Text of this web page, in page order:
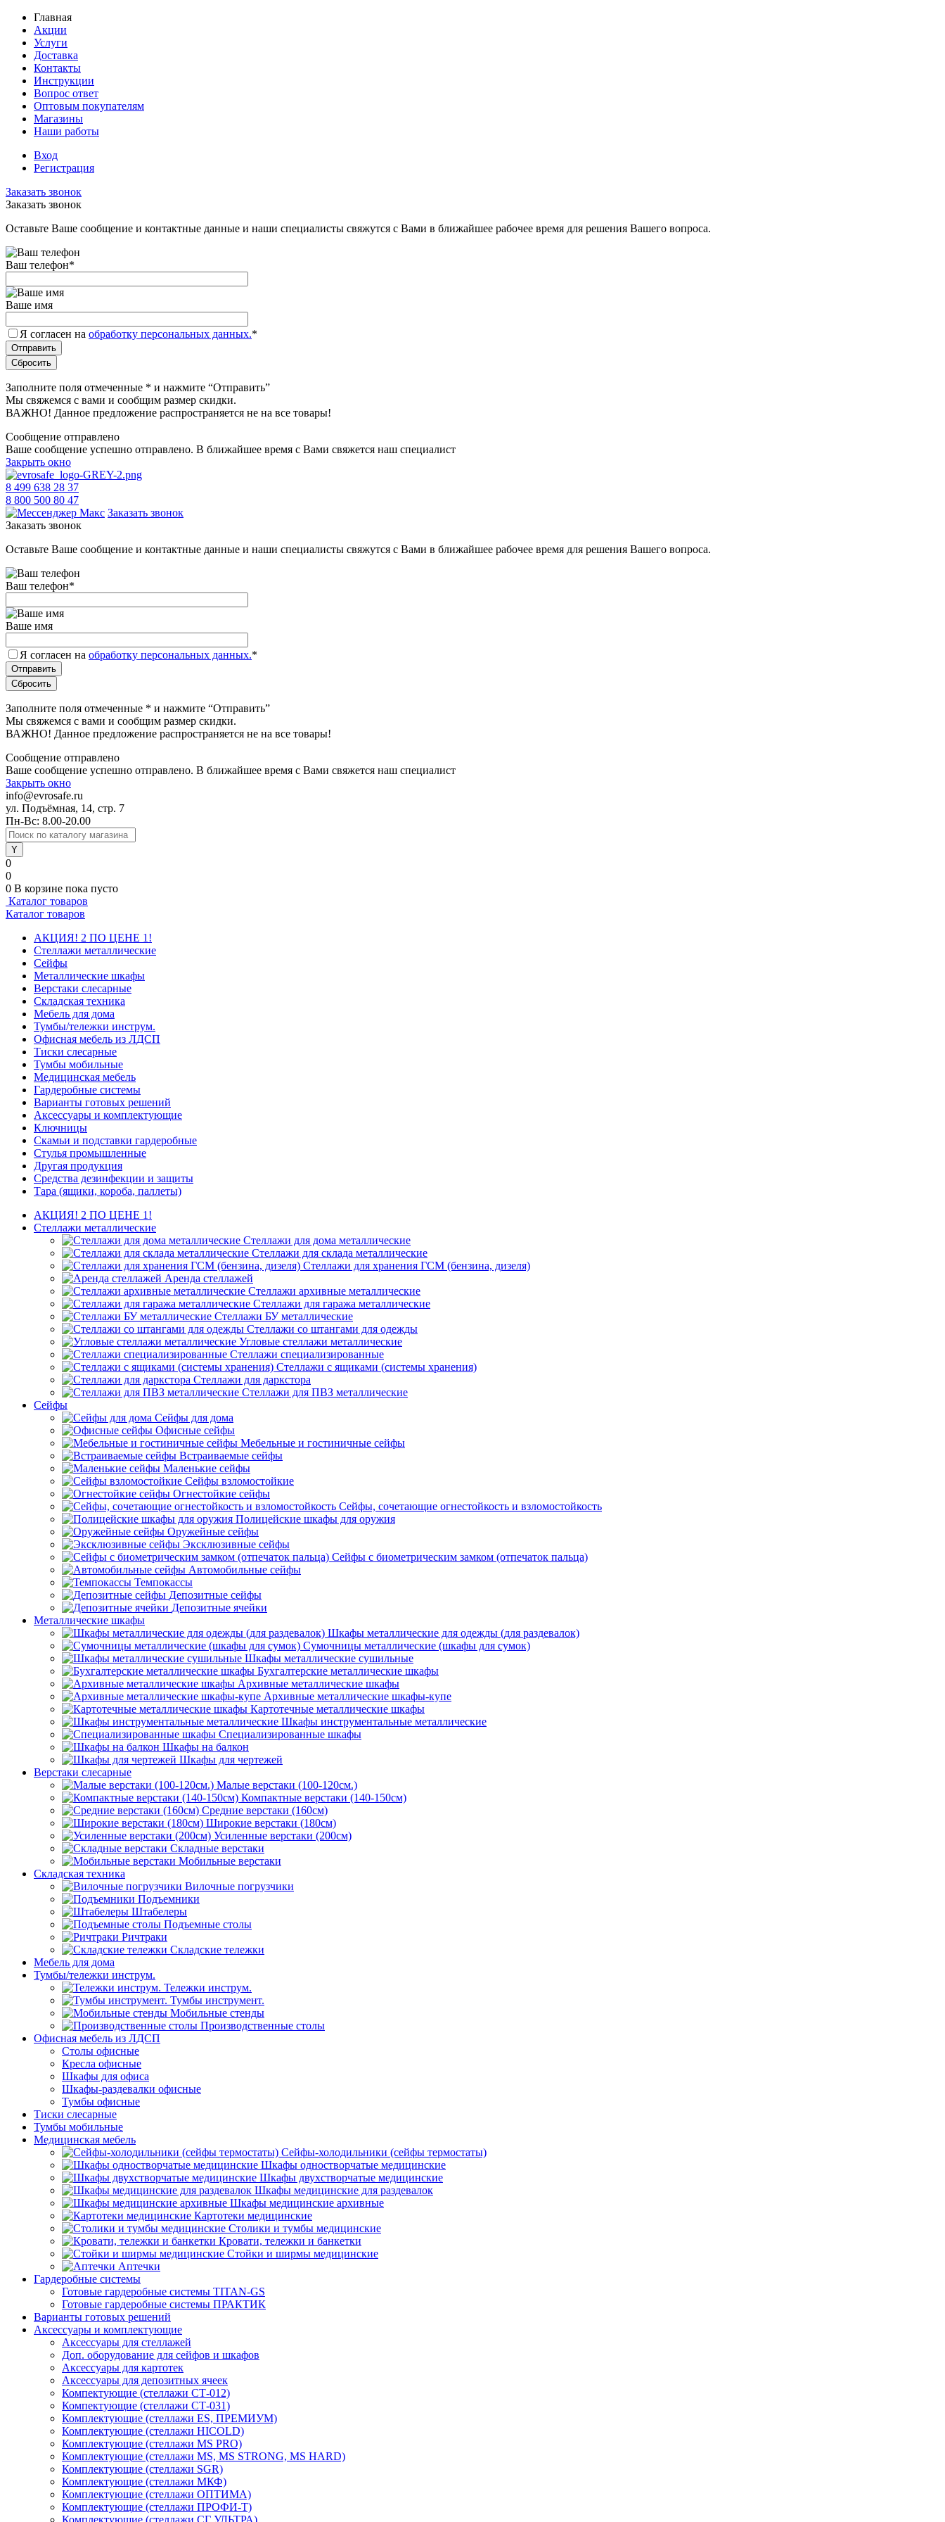
Главная
Акции
Услуги
Доставка
Контакты
Инструкции
Вопрос ответ
Оптовым покупателям
Магазины
Наши работы
Вход
Регистрация
Заказать звонок
Заказать звонок
Оставьте Ваше сообщение и контактные данные и наши специалисты свяжутся с Вами в ближайшее рабочее время для решения Вашего вопроса.
Ваш телефон*
Ваше имя
Я согласен на обработку персональных данных.*
Заполните поля отмеченные * и нажмите “Отправить”
Мы свяжемся с вами и сообщим размер скидки.
ВАЖНО! Данное предложение распространяется не на все товары!
Сообщение отправлено
Ваше сообщение успешно отправлено. В ближайшее время с Вами свяжется наш специалист
Закрыть окно
8 499 638 28 37
8 800 500 80 47
Заказать звонок
Заказать звонок
Оставьте Ваше сообщение и контактные данные и наши специалисты свяжутся с Вами в ближайшее рабочее время для решения Вашего вопроса.
Ваш телефон*
Ваше имя
Я согласен на обработку персональных данных.*
Заполните поля отмеченные * и нажмите “Отправить”
Мы свяжемся с вами и сообщим размер скидки.
ВАЖНО! Данное предложение распространяется не на все товары!
Сообщение отправлено
Ваше сообщение успешно отправлено. В ближайшее время с Вами свяжется наш специалист
Закрыть окно
info@evrosafe.ru
ул. Подъёмная, 14, стр. 7
Пн-Вс: 8.00-20.00
0
0
0 В корзине пока пусто
Каталог товаров
Каталог товаров
АКЦИЯ! 2 ПО ЦЕНЕ 1!
Стеллажи металлические
Сейфы
Металлические шкафы
Верстаки слесарные
Складская техника
Мебель для дома
Тумбы/тележки инструм.
Офисная мебель из ЛДСП
Тиски слесарные
Тумбы мобильные
Медицинская мебель
Гардеробные системы
Варианты готовых решений
Аксессуары и комплектующие
Ключницы
Скамьи и подставки гардеробные
Стулья промышленные
Другая продукция
Средства дезинфекции и защиты
Тара (ящики, короба, паллеты)
АКЦИЯ! 2 ПО ЦЕНЕ 1!
Стеллажи металлические
Стеллажи для дома металлические
Стеллажи для склада металлические
Стеллажи для хранения ГСМ (бензина, дизеля)
Аренда стеллажей
Стеллажи архивные металлические
Стеллажи для гаража металлические
Стеллажи БУ металлические
Стеллажи со штангами для одежды
Угловые стеллажи металлические
Стеллажи специализированные
Стеллажи с ящиками (системы хранения)
Стеллажи для даркстора
Стеллажи для ПВЗ металлические
Сейфы
Сейфы для дома
Офисные сейфы
Мебельные и гостиничные сейфы
Встраиваемые сейфы
Маленькие сейфы
Сейфы взломостойкие
Огнестойкие сейфы
Сейфы, сочетающие огнестойкость и взломостойкость
Полицейские шкафы для оружия
Оружейные сейфы
Эксклюзивные сейфы
Сейфы с биометрическим замком (отпечаток пальца)
Автомобильные сейфы
Темпокассы
Депозитные сейфы
Депозитные ячейки
Металлические шкафы
Шкафы металлические для одежды (для раздевалок)
Сумочницы металлические (шкафы для сумок)
Шкафы металлические сушильные
Бухгалтерские металлические шкафы
Архивные металлические шкафы
Архивные металлические шкафы-купе
Картотечные металлические шкафы
Шкафы инструментальные металлические
Специализированные шкафы
Шкафы на балкон
Шкафы для чертежей
Верстаки слесарные
Малые верстаки (100-120см.)
Компактные верстаки (140-150см)
Средние верстаки (160см)
Широкие верстаки (180см)
Усиленные верстаки (200см)
Складные верстаки
Мобильные верстаки
Складская техника
Вилочные погрузчики
Подъемники
Штабелеры
Подъемные столы
Ричтраки
Складские тележки
Мебель для дома
Тумбы/тележки инструм.
Тележки инструм.
Тумбы инструмент.
Мобильные стенды
Производственные столы
Офисная мебель из ЛДСП
Столы офисные
Кресла офисные
Шкафы для офиса
Шкафы-раздевалки офисные
Тумбы офисные
Тиски слесарные
Тумбы мобильные
Медицинская мебель
Сейфы-холодильники (сейфы термостаты)
Шкафы одностворчатые медицинские
Шкафы двухстворчатые медицинские
Шкафы медицинские для раздевалок
Шкафы медицинские архивные
Картотеки медицинские
Столики и тумбы медицинские
Кровати, тележки и банкетки
Стойки и ширмы медицинские
Аптечки
Гардеробные системы
Готовые гардеробные системы TITAN-GS
Готовые гардеробные системы ПРАКТИК
Варианты готовых решений
Аксессуары и комплектующие
Аксессуары для стеллажей
Доп. оборудование для сейфов и шкафов
Аксессуары для картотек
Аксессуары для депозитных ячеек
Компектующие (стеллажи СТ-012)
Компектующие (стеллажи СТ-031)
Комплектующие (стеллажи ES, ПРЕМИУМ)
Комплектующие (стеллажи HICOLD)
Комплектующие (стеллажи MS PRO)
Комплектующие (стеллажи MS, MS STRONG, MS HARD)
Комплектующие (стеллажи SGR)
Комплектующие (стеллажи МКФ)
Комплектующие (стеллажи ОПТИМА)
Комплектующие (стеллажи ПРОФИ-Т)
Комплектующие (стеллажи СГ УЛЬТРА)